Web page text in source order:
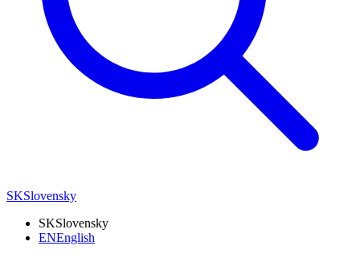
SKSlovensky
SKSlovensky
ENEnglish